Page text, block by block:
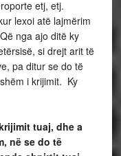
etj, etj.
lexoi atë lajmërim
nga ajo ditë ky
si drejt arit të
pa ditur se do të
i krijimit. Ky
tuaj, dhe a
në se do të